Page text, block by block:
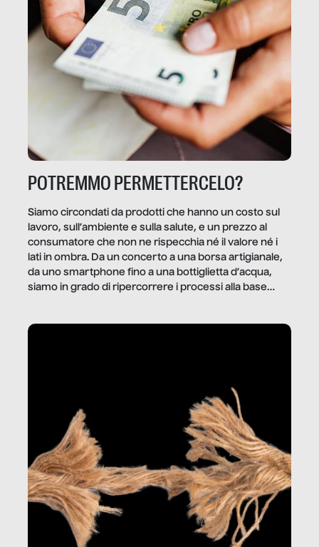
POTREMMO PERMETTERCELO?
Siamo circondati da prodotti che hanno un costo sul
lavoro, sull’ambiente e sulla salute, e un prezzo al
consumatore che non ne rispecchia né il valore né i
lati in ombra. Da un concerto a una borsa artigianale,
da uno smartphone fino a una bottiglietta d’acqua,
siamo in grado di ripercorrere i processi alla base
dietro gli oggetti e i servizi che fanno la nostra vita